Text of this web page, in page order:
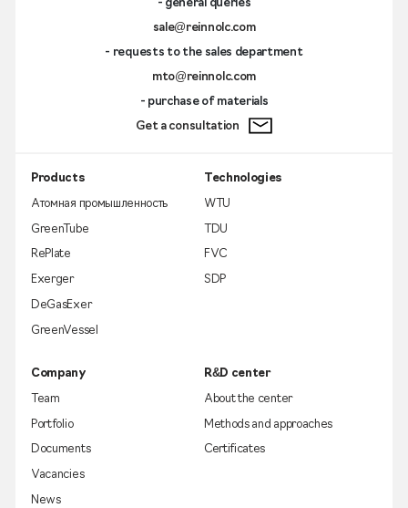
- general queries
sale@reinnolc.com
- requests to the sales department
mto@reinnolc.com
- purchase of materials
Get a consultation
Products
Атомная промышленность
GreenTube
RePlate
Exerger
DeGasExer
GreenVessel
Technologies
WTU
TDU
FVC
SDP
Company
Team
Portfolio
Documents
Vacancies
News
R&D center
About the center
Methods and approaches
Certificates